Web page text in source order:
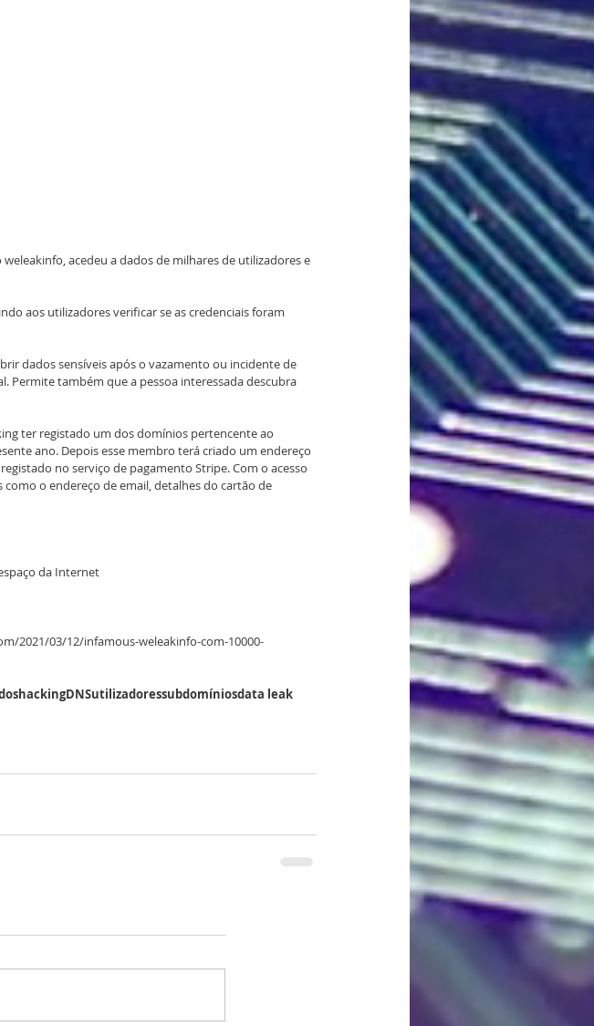
acedeu a dados de milhares de utilizadores e
aos utilizadores verificar se as credenciais foram
dados sensíveis após o vazamento ou incidente de
Permite também que a pessoa interessada descubra
ter registado um dos domínios pertencente ao
ano. Depois esse membro terá criado um endereço
no serviço de pagamento Stripe. Com o acesso
o endereço de email, detalhes do cartão de
da Internet
2021/03/12/infamous-weleakinfo-com-10000-
hackingDNSutilizadoressubdomíniosdata leak